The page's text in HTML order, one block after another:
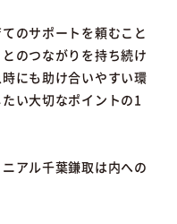
のサポートを頼むこと
のつながりを持ち続け
にも助け合いやすい環
い大切なポイントの1
アル千葉鎌取は内への